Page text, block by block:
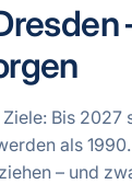
Bis 2027
als
– und